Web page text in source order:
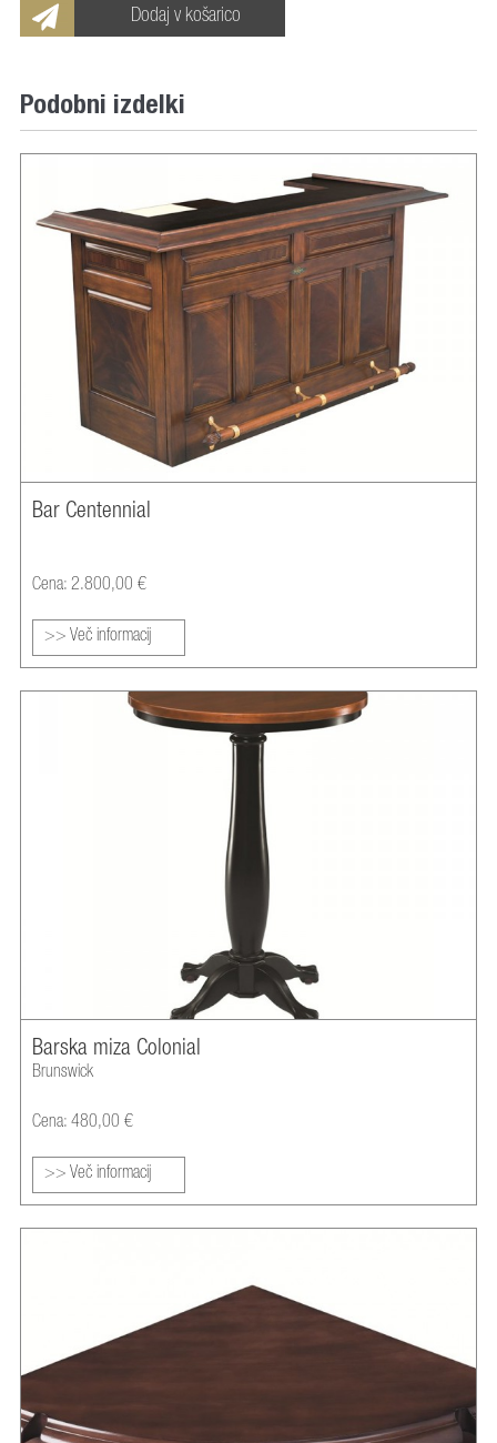
Dodaj v košarico
Podobni izdelki
Bar Centennial
Cena: 2.800,00 €
>> Več informacij
Barska miza Colonial
Brunswick
Cena: 480,00 €
>> Več informacij